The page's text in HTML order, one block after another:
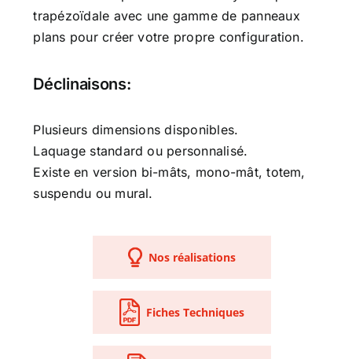
trapézoïdale avec une gamme de panneaux
plans pour créer votre propre configuration.
Déclinaisons:
Plusieurs dimensions disponibles.
Laquage standard ou personnalisé.
Existe en version bi-mâts, mono-mât, totem,
suspendu ou mural.
Nos réalisations
Fiches Techniques